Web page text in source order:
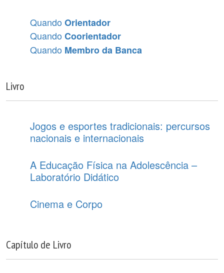
Quando Orientador
Quando Coorientador
Quando Membro da Banca
Livro
Jogos e esportes tradicionais: percursos
nacionais e internacionais
A Educação Física na Adolescência –
Laboratório Didático
Cinema e Corpo
Capítulo de Livro